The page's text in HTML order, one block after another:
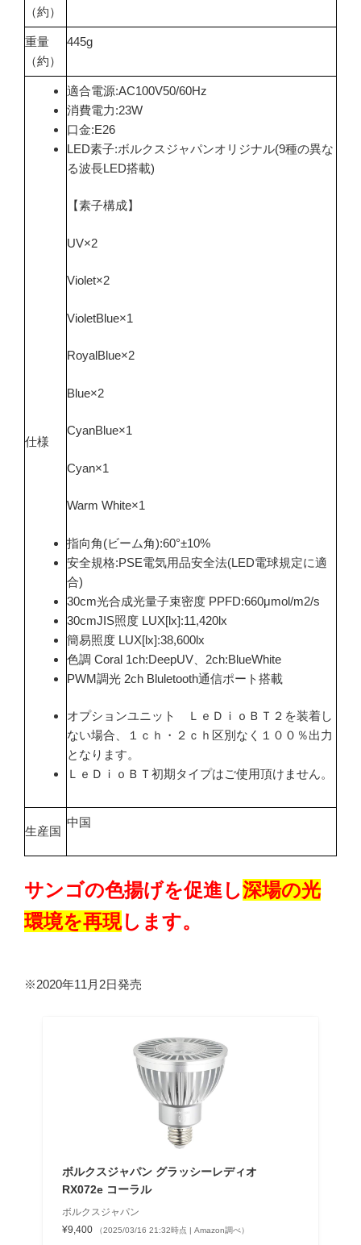
（約）
重量
（約）
445g
仕様
適合電源:AC100V50/60Hz
消費電力:23W
口金:E26
LED素子:ボルクスジャパンオリジナル(9種の異な
る波長LED搭載)
【素子構成】
UV×2
Violet×2
VioletBlue×1
RoyalBlue×2
Blue×2
CyanBlue×1
Cyan×1
Warm White×1
指向角(ビーム角):60°±10%
安全規格:PSE電気用品安全法(LED電球規定に適
合)
30cm光合成光量子束密度 PPFD:660μmol/m2/s
30cmJIS照度 LUX[lx]:11,420lx
簡易照度 LUX[lx]:38,600lx
色調 Coral 1ch:DeepUV、2ch:BlueWhite
PWM調光 2ch Bluletooth通信ポート搭載
オプションユニット ＬｅＤｉｏＢＴ２を装着し
ない場合、１ｃｈ・２ｃｈ区別なく１００％出力
となります。
ＬｅＤｉｏＢＴ初期タイプはご使用頂けません。
生産国
中国
サンゴの色揚げを促進し深場の光
環境を再現します。
※2020年11月2日発売
ボルクスジャパン グラッシーレディオ
RX072e コーラル
ボルクスジャパン
¥9,400
（2025/03/16 21:32時点 | Amazon調べ）